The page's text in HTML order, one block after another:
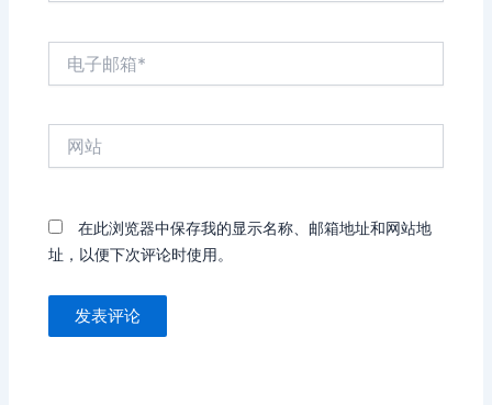
在此浏览器中保存我的显示名称、邮箱地址和网站地
址，以便下次评论时使用。